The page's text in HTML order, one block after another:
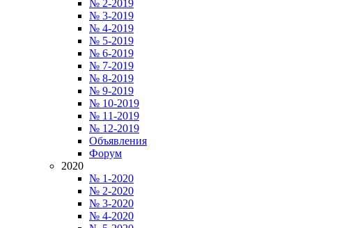
№ 2-2019
№ 3-2019
№ 4-2019
№ 5-2019
№ 6-2019
№ 7-2019
№ 8-2019
№ 9-2019
№ 10-2019
№ 11-2019
№ 12-2019
Объявления
Форум
2020
№ 1-2020
№ 2-2020
№ 3-2020
№ 4-2020